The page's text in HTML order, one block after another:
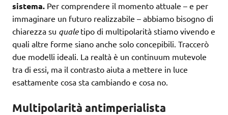
sistema. Per comprendere il momento attuale – e per
immaginare un futuro realizzabile – abbiamo bisogno di
chiarezza su qualetipo di multipolarità stiamo vivendo e
quali altre forme siano anche solo concepibili. Traccerò
due modelli ideali. La realtà è un continuum mutevole
tra di essi, ma il contrasto aiuta a mettere in luce
esattamente cosa sta cambiando e cosa no.
Multipolarità antimperialista